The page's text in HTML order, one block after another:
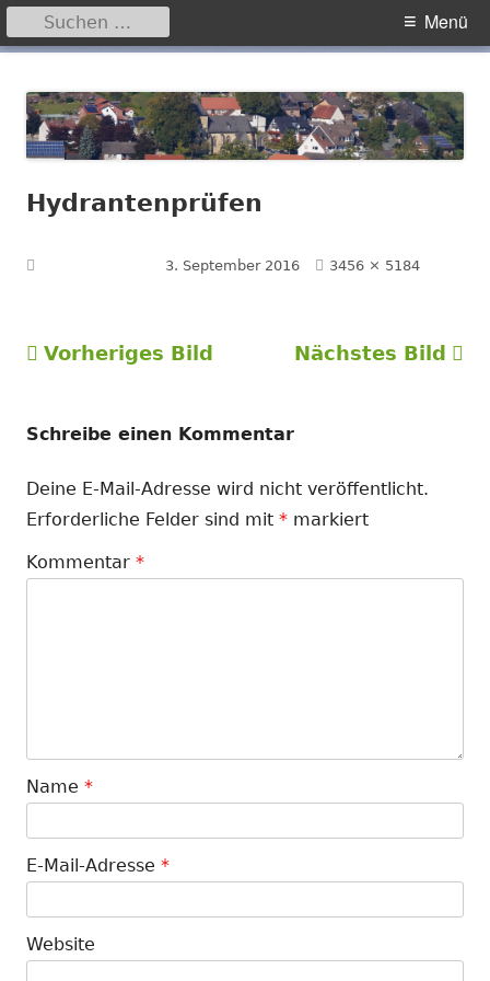
zum
Inhalt
Primäres
Menü
Suchen
nach:
Hydrantenprüfen
3. September 2016 Volle
3456 × 5184
Vorheriges Bild Nächstes Bild
Schreibe einen Kommentar
Deine E-Mail-Adresse wird nicht veröffentlicht.
Erforderliche Felder sind mit * markiert
Kommentar *
Name *
E-Mail-Adresse *
Website